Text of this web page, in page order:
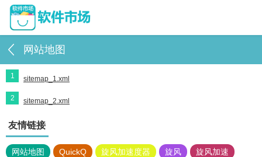
网站地图
1 sitemap_1.xml
2 sitemap_2.xml
友情链接
网站地图 QuickQ 旋风加速度器 旋风
旋风加速